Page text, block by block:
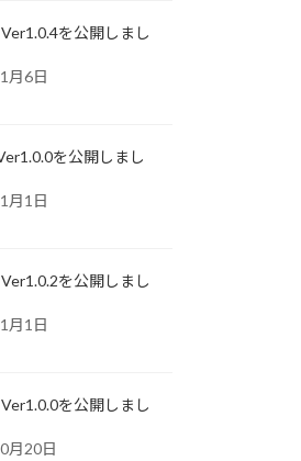
を公開しまし
月6日
を公開しまし
月1日
を公開しまし
月1日
を公開しまし
月20日